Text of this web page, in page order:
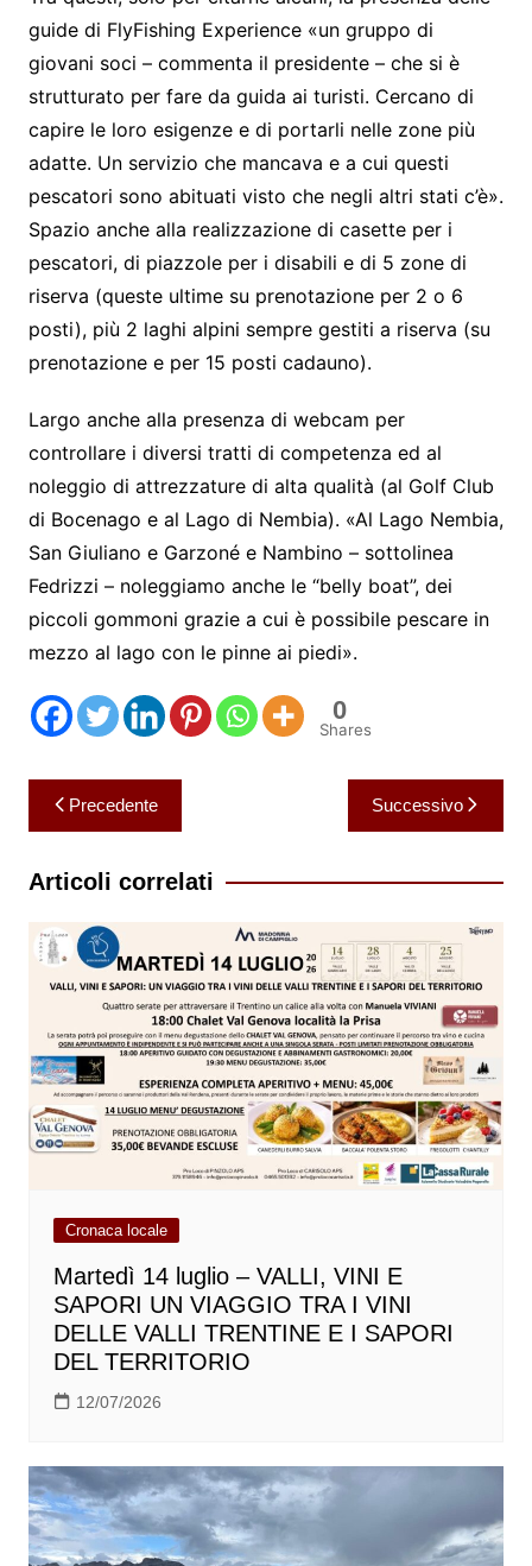
guide di FlyFishing Experience «un gruppo di
giovani soci – commenta il presidente – che si è
strutturato per fare da guida ai turisti. Cercano di
capire le loro esigenze e di portarli nelle zone più
adatte. Un servizio che mancava e a cui questi
pescatori sono abituati visto che negli altri stati c’è».
Spazio anche alla realizzazione di casette per i
pescatori, di piazzole per i disabili e di 5 zone di
riserva (queste ultime su prenotazione per 2 o 6
posti), più 2 laghi alpini sempre gestiti a riserva (su
prenotazione e per 15 posti cadauno).
Largo anche alla presenza di webcam per
controllare i diversi tratti di competenza ed al
noleggio di attrezzature di alta qualità (al Golf Club
di Bocenago e al Lago di Nembia). «Al Lago Nembia,
San Giuliano e Garzoné e Nambino – sottolinea
Fedrizzi – noleggiamo anche le “belly boat”, dei
piccoli gommoni grazie a cui è possibile pescare in
mezzo al lago con le pinne ai piedi».
0
Shares
Navigazione
articoli
Precedente Successivo
Articoli correlati
Cronaca locale
Martedì 14 luglio – VALLI, VINI E
SAPORI UN VIAGGIO TRA I VINI
DELLE VALLI TRENTINE E I SAPORI
DEL TERRITORIO
12/07/2026